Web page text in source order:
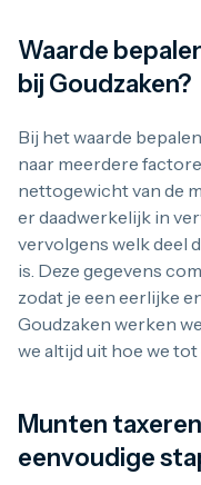
Monsterbox
Zilveren muntbaar
Zilveren verzamelmunten
Kookaburra
Lunar
Libertad
Myths and Legends
Van Gogh
10 gram
20 gram
50 gram
100 gram
1 kilo
5 kilo
1/2 troy ounce
Waarde
bij Goudzaken?
Bij het waarde
naar meerdere
nettogewicht van de
er daadwerkelijk in
vervolgens welk deel
is. Deze gegevens
zodat je een eerlijke
Goudzaken werken
we altijd uit hoe we
Munten
eenvoudige